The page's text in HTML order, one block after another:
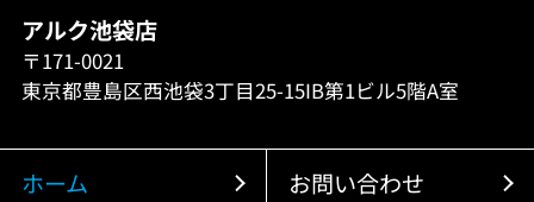
アルク池袋店
〒171-0021
東京都豊島区西池袋3丁目25-15IB第1ビル5階A室
ホーム お問い合わせ